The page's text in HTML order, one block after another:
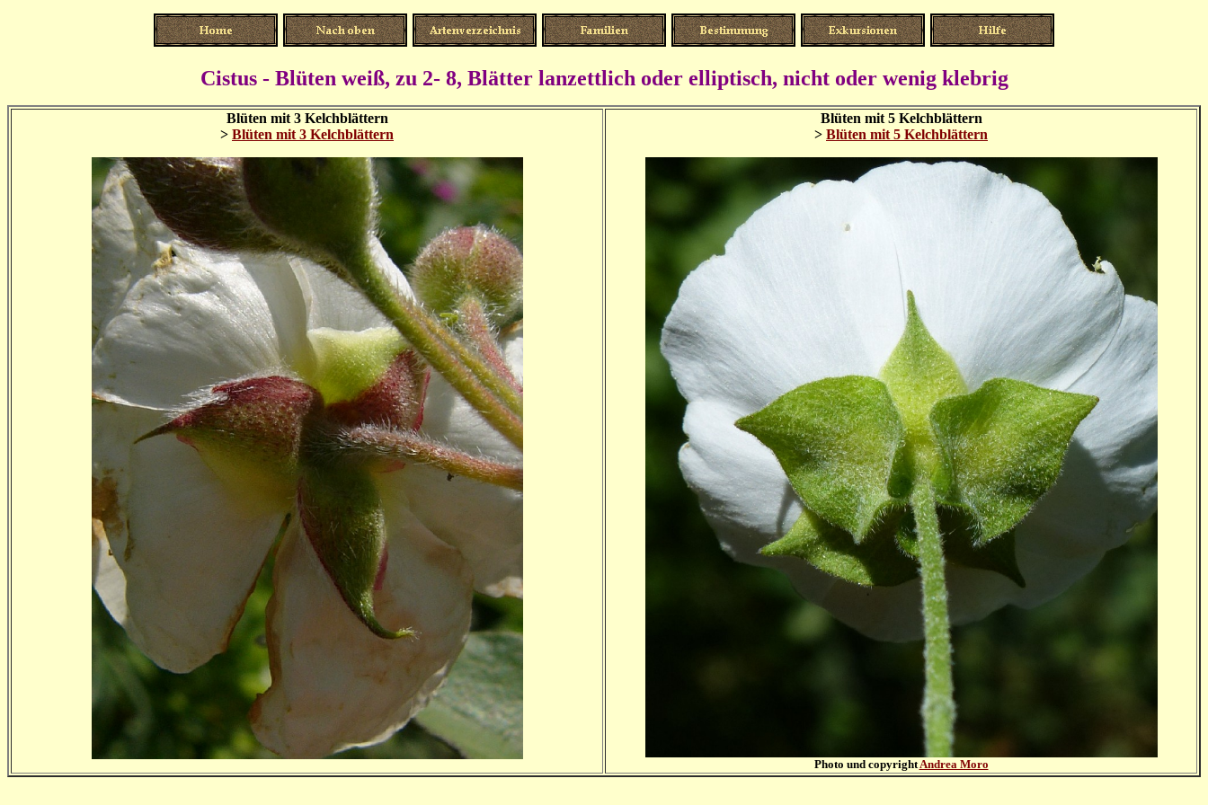
Cistus - Blüten weiß, zu 2- 8, Blätter lanzettlich oder elliptisch, nicht oder wenig klebrig
Blüten mit 3 Kelchblättern
> Blüten mit 3 Kelchblättern
Blüten mit 5 Kelchblättern
> Blüten mit 5 Kelchblättern
Photo und copyrightAndrea Moro